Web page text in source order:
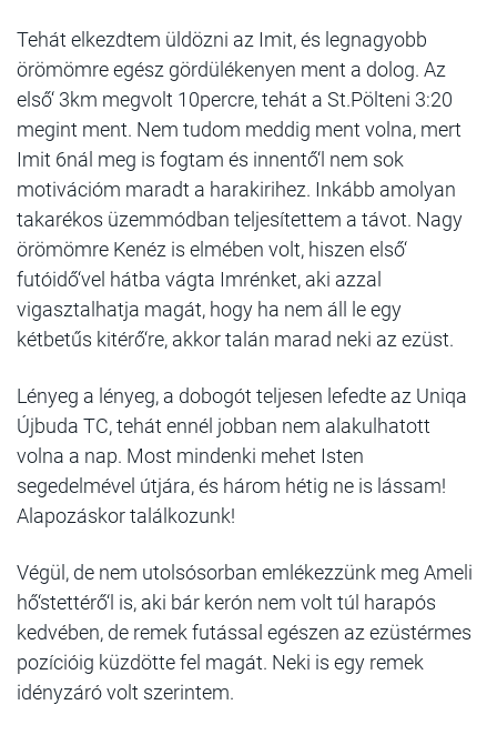
Tehát elkezdtem üldözni az Imit, és legnagyobb
örömömre egész gördülékenyen ment a dolog. Az
első‘ 3km megvolt 10percre, tehát a St.Pölteni 3:20
megint ment. Nem tudom meddig ment volna, mert
Imit 6nál meg is fogtam és innentő‘l nem sok
motivációm maradt a harakirihez. Inkább amolyan
takarékos üzemmódban teljesítettem a távot. Nagy
örömömre Kenéz is elmében volt, hiszen első‘
futóidő‘vel hátba vágta Imrénket, aki azzal
vigasztalhatja magát, hogy ha nem áll le egy
kétbetűs kitérő‘re, akkor talán marad neki az ezüst.
Lényeg a lényeg, a dobogót teljesen lefedte az Uniqa
Újbuda TC, tehát ennél jobban nem alakulhatott
volna a nap. Most mindenki mehet Isten
segedelmével útjára, és három hétig ne is lássam!
Alapozáskor találkozunk!
Végül, de nem utolsósorban emlékezzünk meg Ameli
hő‘stettérő‘l is, aki bár kerón nem volt túl harapós
kedvében, de remek futással egészen az ezüstérmes
pozícióig küzdötte fel magát. Neki is egy remek
idényzáró volt szerintem.